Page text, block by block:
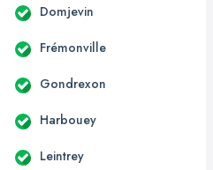
Domjevin
Frémonville
Gondrexon
Harbouey
Leintrey